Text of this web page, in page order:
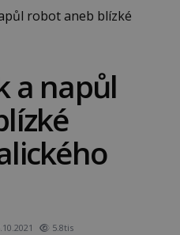
robot aneb blízké
a napůl
5.8tis